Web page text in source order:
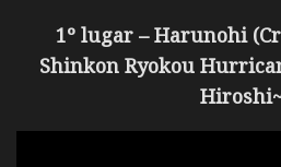
1º lugar – Harunohi
Shinkon Ryokou